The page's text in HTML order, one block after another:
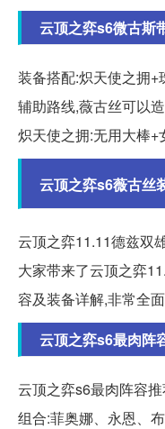
云顶之弈s6微古斯
装备搭配:炽天使之拥
辅助路线,薇古丝可以
炽天使之拥:无用大棒+
云顶之弈s6薇古丝
云顶之弈11.11德兹双
大家带来了云顶之弈
容及装备详解,非常全
云顶之弈s6最肉阵
云顶之弈s6最肉阵容
组合:菲奥娜、永恩、